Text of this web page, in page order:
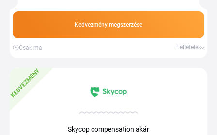
Kedvezmény megszerzése
Csak ma Feltételek
KEDVEZMÉNY
Skycop compensation akár